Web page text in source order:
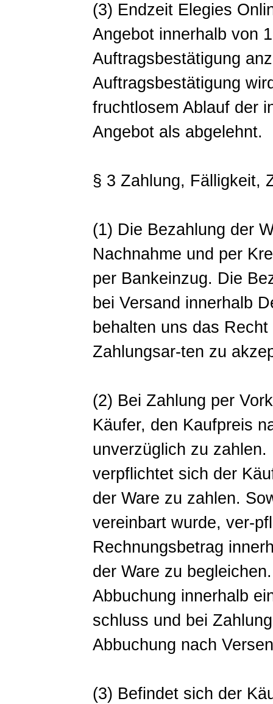
(3) Endzeit Elegies
Angebot innerhalb von
Auftragsbestätigung
Auftragsbestätigung
fruchtlosem Ablauf der
Angebot als abgelehnt.
§ 3 Zahlung, Fälligkeit,
(1) Die Bezahlung der
Nachnahme und per
per Bankeinzug. Die
bei Versand innerhalb
behalten uns das
Zahlungsar-ten zu
(2) Bei Zahlung per
Käufer, den Kaufpreis
unverzüglich zu
verpflichtet sich der
der Ware zu zahlen.
vereinbart wurde, ver-
Rechnungsbetrag
der Ware zu
Abbuchung innerhalb
schluss und bei
Abbuchung nach
(3) Befindet sich der